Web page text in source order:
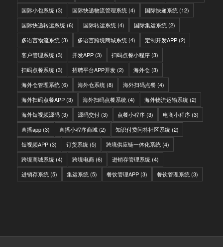
国际小包系统(3) 国际快递物流管理系统(4) 国际快递系统(12)
国际快递转运系统(6) 国际转运系统(4) 国际集运系统(2)
多语言物流系统(3) 多语言跨境商城系统(4) 定制开发APP(2)
客户管理系统(3) 开发APP(3) 扫码点餐小程序(3)
扫码点餐系统(3) 招聘平台APP开发(2) 海外仓(3)
海外仓管理系统(6) 海外仓系统(8) 海外扫码点餐(4)
海外扫码点餐APP(3) 海外扫码点餐系统(4) 海外物流运输系统(2)
海外短视频源码(3) 源码交付(3) 点餐小程序(3) 电商小程序(3)
直播app(3) 直播小程序商城(2) 知识付费问答社区系统(2)
短视频APP(3) 订货系统(5) 跨境供应链一体化系统(4)
跨境商城系统(4) 跨境电商(6) 进销存管理系统(4)
进销存系统(5) 集运系统(5) 餐饮管理APP(3) 餐饮管理系统(3)